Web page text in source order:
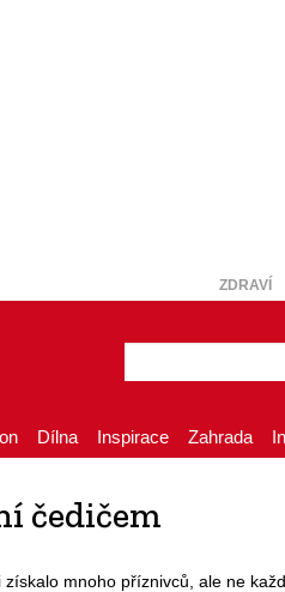
ZDRAVÍ
Dílna Inspirace Zahrada
čedičem
získalo mnoho příznivců, ale ne